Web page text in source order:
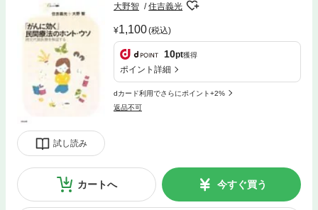
試し読み
大野智 住吉義光
1,100(税込)
10pt獲得
ポイント詳細
dカード利用でさらにポイント+2%
返品不可
カートへ 今すぐ買う